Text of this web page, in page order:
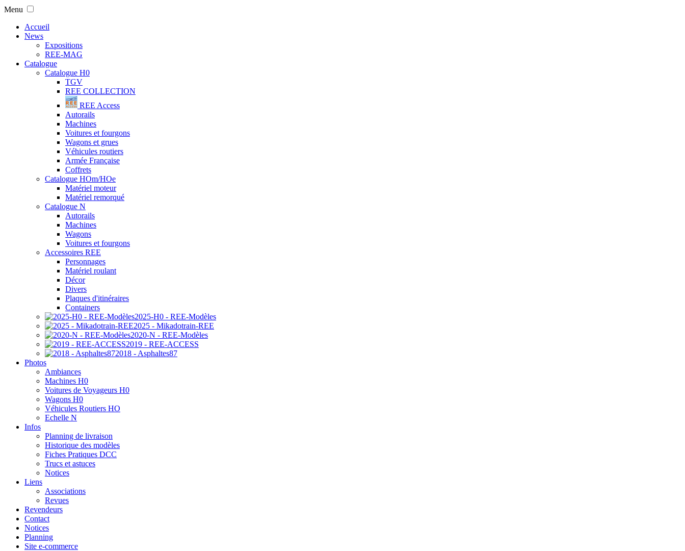
Menu
Accueil
News
Expositions
REE-MAG
Catalogue
Catalogue H0
TGV
REE COLLECTION
REE Access
Autorails
Machines
Voitures et fourgons
Wagons et grues
Véhicules routiers
Armée Française
Coffrets
Catalogue HOm/HOe
Matériel moteur
Matériel remorqué
Catalogue N
Autorails
Machines
Wagons
Voitures et fourgons
Accessoires REE
Personnages
Matériel roulant
Décor
Divers
Plaques d'itinéraires
Containers
2025-H0 - REE-Modèles
2025 - Mikadotrain-REE
2020-N - REE-Modèles
2019 - REE-ACCESS
2018 - Asphaltes87
Photos
Ambiances
Machines H0
Voitures de Voyageurs H0
Wagons H0
Véhicules Routiers HO
Echelle N
Infos
Planning de livraison
Historique des modèles
Fiches Pratiques DCC
Trucs et astuces
Notices
Liens
Associations
Revues
Revendeurs
Contact
Notices
Planning
Site e-commerce